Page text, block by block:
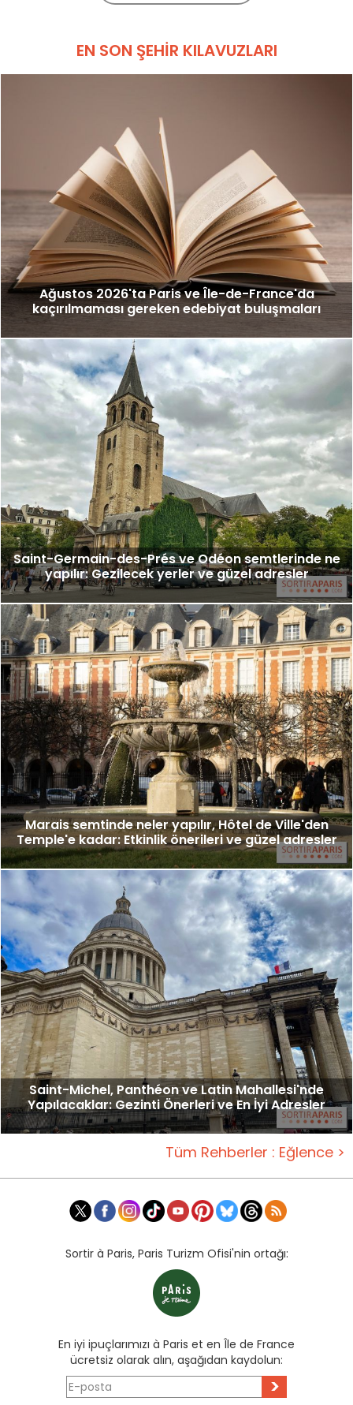
EN SON ŞEHIR KILAVUZLARI
Ağustos 2026'ta Paris ve Île-de-France'da
kaçırılmaması gereken edebiyat buluşmaları
Saint-Germain-des-Prés ve Odéon semtlerinde ne
yapılır: Gezilecek yerler ve güzel adresler
Marais semtinde neler yapılır, Hôtel de Ville'den
Temple'e kadar: Etkinlik önerileri ve güzel adresler
Saint-Michel, Panthéon ve Latin Mahallesi'nde
Yapılacaklar: Gezinti Önerleri ve En İyi Adresler
Tüm Rehberler : Eğlence >
Sortir à Paris, Paris Turizm Ofisi'nin ortağı:
En iyi ipuçlarımızı à Paris et en Île de France
ücretsiz olarak alın, aşağıdan kaydolun:
>